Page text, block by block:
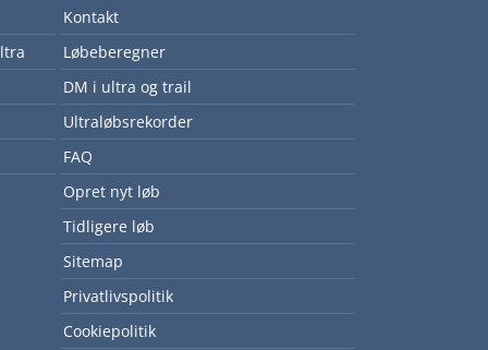
Kontakt
Løbeberegner
DM i ultra og trail
Ultraløbsrekorder
FAQ
Opret nyt løb
Tidligere løb
Sitemap
Privatlivspolitik
Cookiepolitik